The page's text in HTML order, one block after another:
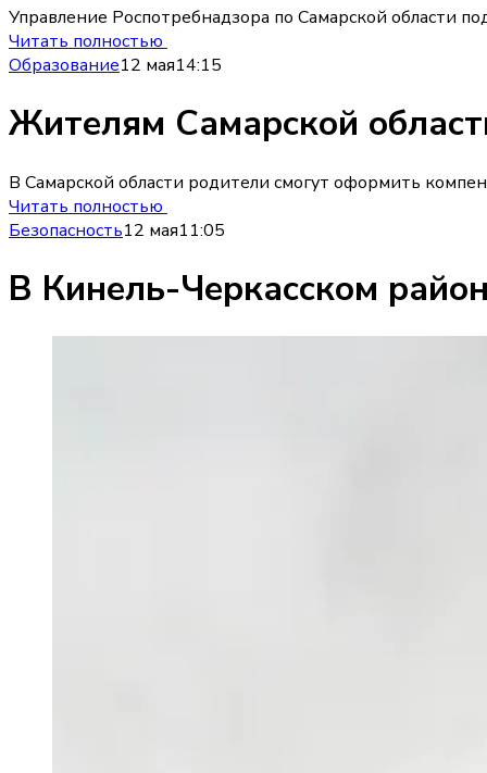
Управление Роспотребнадзора по Самарской области
Читать полностью
Образование12 мая14:15
Жителям Самарской
В Самарской области родители смогут оформить
Читать полностью
Безопасность12 мая11:05
В Кинель-Черкасском